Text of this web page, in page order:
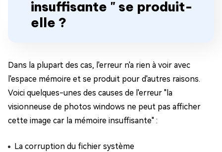
insuffisante " se produit-
elle ?
Dans la plupart des cas, l'erreur n'a rien à voir avec
l'espace mémoire et se produit pour d'autres raisons.
Voici quelques-unes des causes de l'erreur "la
visionneuse de photos windows ne peut pas afficher
cette image car la mémoire insuffisante" :
La corruption du fichier système